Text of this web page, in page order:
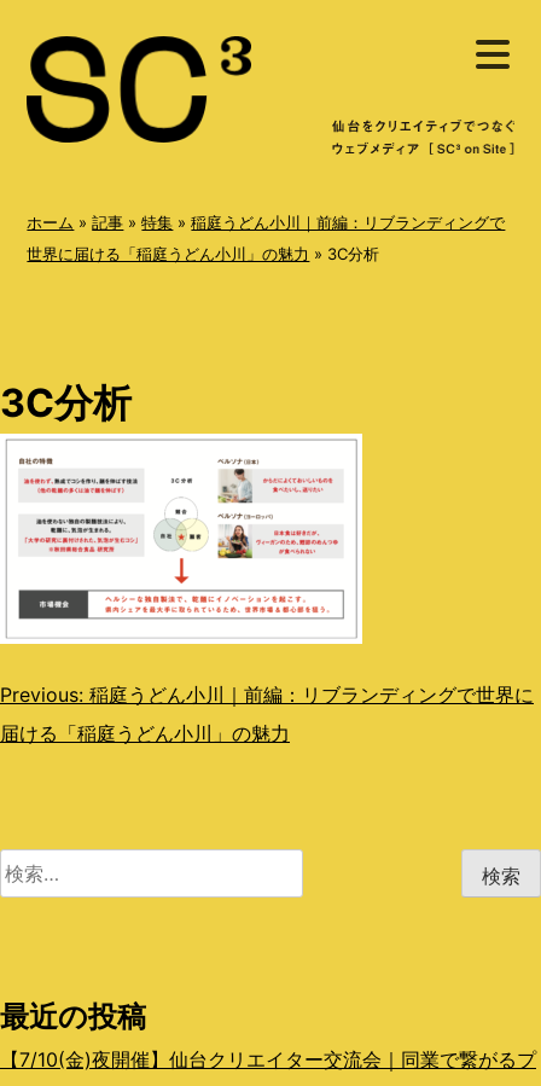
e
n
メ
ニ
を
開
く
ホーム »記事 »特集 »稲庭うどん小川｜前編：リブランディングで
世界に届ける「稲庭うどん小川」の魅力 » 3C分析
3C分析
投
稿
ゲ
ョ
ン
Previous: 稲庭うどん小川｜前編：リブランディングで世界に
届ける「稲庭うどん小川」の魅力
検
最近の投稿
【7/10(金)夜開催】仙台クリエイター交流会｜同業で繋がるプ